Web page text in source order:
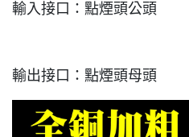
輸入接口：點煙頭公頭
輸出接口：點煙頭母頭